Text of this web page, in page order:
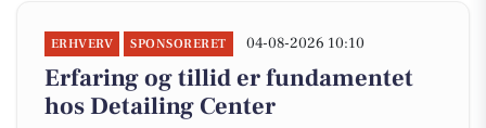
ERHVERV SPONSORERET 04-08-2026 10:10
Erfaring og tillid er fundamentet
hos Detailing Center